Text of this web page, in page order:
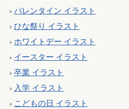
バレンタイン イラスト
ひな祭り イラスト
ホワイトデー イラスト
イースター イラスト
卒業 イラスト
入学 イラスト
こどもの日 イラスト